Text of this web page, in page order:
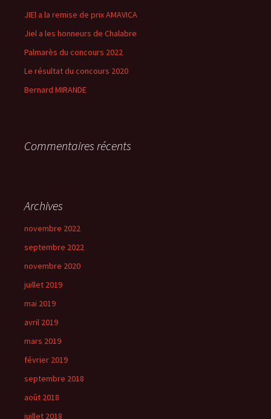
JIEl a la remise de prix AMAVICA
Jiel a les honneurs de Chalabre
Palmarès du concours 2022
Le résultat du concours 2020
Bernard MIRANDE
Commentaires récents
Archives
novembre 2022
septembre 2022
novembre 2020
juillet 2019
mai 2019
avril 2019
mars 2019
février 2019
septembre 2018
août 2018
juillet 2018